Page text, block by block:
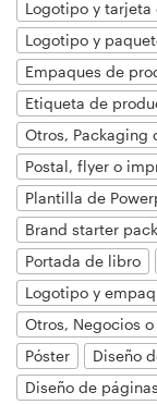
Logotipo y
Logotipo y
Empaques de
Etiqueta de
Otros, Packaging
Postal, flyer o
Plantilla de
Brand starter pack
Portada de libro
Logotipo y
Otros, Negocios
Póster
Diseño
Diseño de
Hágase
Blog